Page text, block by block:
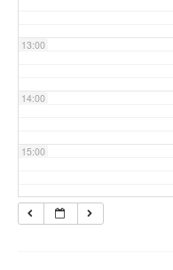
13:00
14:00
15:00
16:00